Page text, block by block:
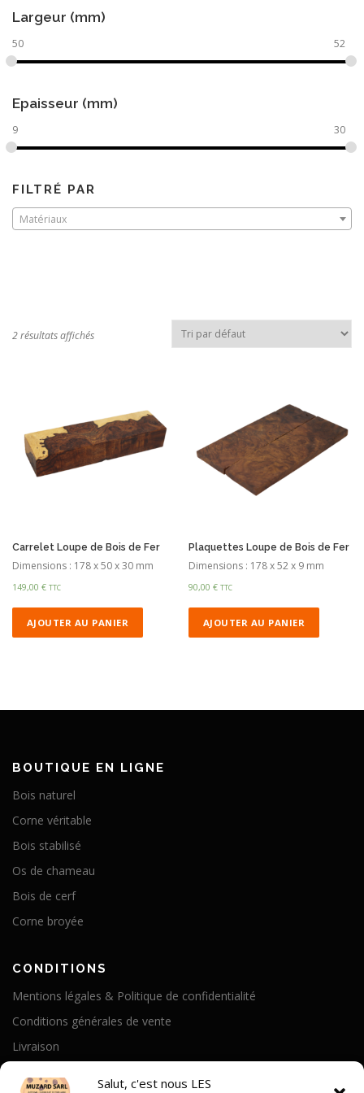
Salut, c'est nous LES
Largeur (mm)
50 52
Epaisseur (mm)
9 30
FILTRÉ PAR
Matériaux
2 résultats affichés
Carrelet Loupe de Bois de Fer
Dimensions : 178 x 50 x 30 mm
149,00 € TTC
AJOUTER AU PANIER
Plaquettes Loupe de Bois de Fer
Dimensions : 178 x 52 x 9 mm
90,00€ TTC
AJOUTER AU PANIER
BOUTIQUE EN LIGNE
Bois naturel
Corne véritable
Bois stabilisé
Os de chameau
Bois de cerf
Corne broyée
CONDITIONS
Mentions légales & Politique de confidentialité
Conditions générales de vente
Livraison